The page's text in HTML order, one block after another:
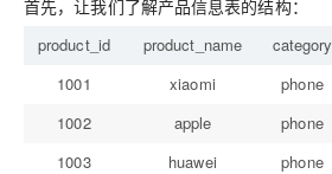
首先，让我们了解产品信息表的结构：
product_id product_name category
1001
xiaomi phone
1002
apple phone
1003
huawei phone